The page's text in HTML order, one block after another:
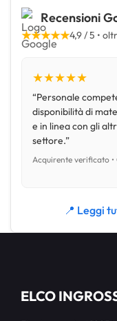
Recensioni
★★★★★4,9 / 5 •
★★★★★
“Personale
disponibilità di
e in linea con gli
settore.”
Acquirente verificato •
📍 Leggi
ELCO